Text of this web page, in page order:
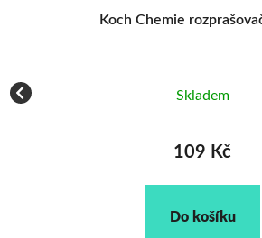
Koch Chemie
Skladem
109 Kč
Do košíku